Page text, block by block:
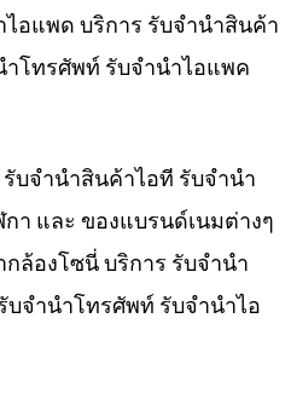
อแพด บริการ รับจำนำสินค้า
โทรศัพท์ รับจำนำไอแพค
บจำนำสินค้าไอที รับจำนำ
า และ ของแบรนด์เนมต่างๆ
ล้องโซนี่ บริการ รับจำนำ
จำนำโทรศัพท์ รับจำนำไอ